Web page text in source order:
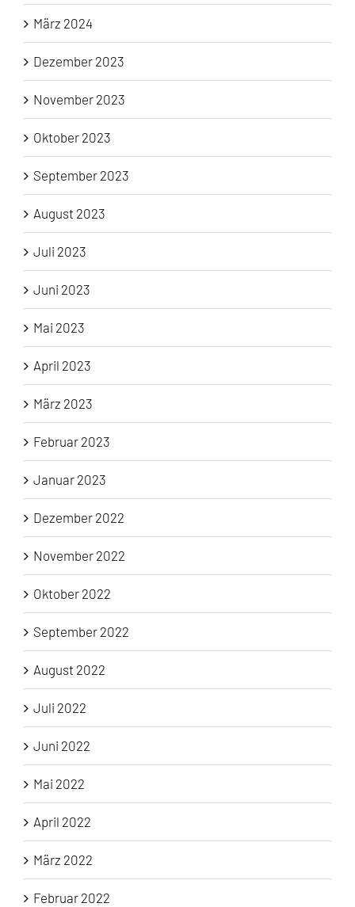
März 2024
Dezember 2023
November 2023
Oktober 2023
September 2023
August 2023
Juli 2023
Juni 2023
Mai 2023
April 2023
März 2023
Februar 2023
Januar 2023
Dezember 2022
November 2022
Oktober 2022
September 2022
August 2022
Juli 2022
Juni 2022
Mai 2022
April 2022
März 2022
Februar 2022